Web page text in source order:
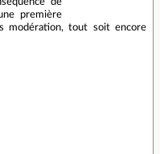
de
première
modération, tout soit encore